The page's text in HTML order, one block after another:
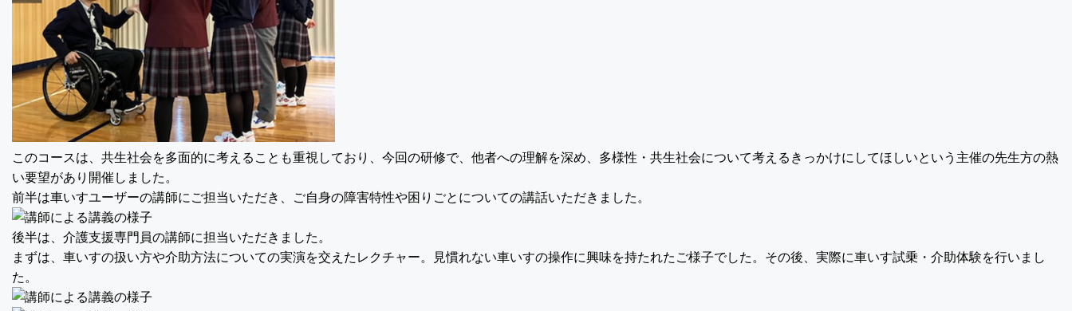
このコースは、共生社会を多面的に考えることも重視しており、今回の研修で、他者への理解を深め、多様性・共生社会について考えるきっかけにしてほしいという主催の先生方の熱
い要望があり開催しました。
前半は車いすユーザーの講師にご担当いただき、ご自身の障害特性や困りごとについての講話いただきました。
後半は、介護支援専門員の講師に担当いただきました。
まずは、車いすの扱い方や介助方法についての実演を交えたレクチャー。見慣れない車いすの操作に興味を持たれたご様子でした。その後、実際に車いす試乗・介助体験を行いまし
た。